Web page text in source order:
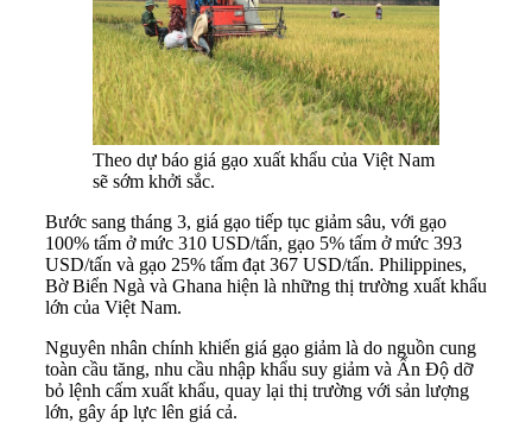
Theo dự báo giá gạo xuất khẩu của Việt Nam
sẽ sớm khởi sắc.
Bước sang tháng 3, giá gạo tiếp tục giảm sâu, với gạo
100% tấm ở mức 310 USD/tấn, gạo 5% tấm ở mức 393
USD/tấn và gạo 25% tấm đạt 367 USD/tấn. Philippines,
Bờ Biển Ngà và Ghana hiện là những thị trường xuất khẩu
lớn của Việt Nam.
Nguyên nhân chính khiến giá gạo giảm là do nguồn cung
toàn cầu tăng, nhu cầu nhập khẩu suy giảm và Ấn Độ dỡ
bỏ lệnh cấm xuất khẩu, quay lại thị trường với sản lượng
lớn, gây áp lực lên giá cả.